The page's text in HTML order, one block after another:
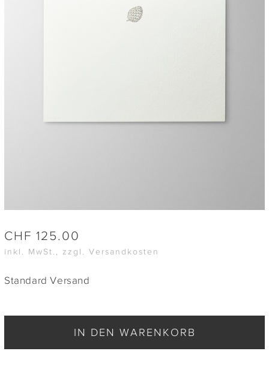
CHF 125.00
inkl. MwSt., zzgl. Versandkosten
Standard Versand
IN DEN WARENKORB